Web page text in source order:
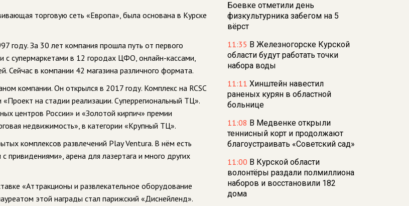
торговую сеть «Европа», была основана в Курске
году. За 30 лет компания прошла путь от первого
с супермаркетами в 12 городах ЦФО, онлайн-кассами,
Сейчас в компании 42 магазина различного формата.
компании. Он открылся в 2017 году. Комплекс на RCSC
на стадии реализации. Суперрегиональный ТЦ».
центров России» и «Золотой кирпич» премии
недвижимость», в категории «Крупный ТЦ».
комплексов развлечений Play Ventura. В нём есть
привидениями», арена для лазертага и много других
«Аттракционы и развлекательное оборудование
этой награды стал парижский «Диснейленд».
Боевке отметили день
физкультурника забегом на 5
вёрст
11:35 В Железногорске Курской
области будут работать точки
набора воды
11:11 Хинштейн навестил
раненых курян в областной
больнице
11:08 В Медвенке открыли
теннисный корт и продолжают
благоустраивать «Советский сад»
11:00 В Курской области
волонтёры раздали полмиллиона
наборов и восстановили 182
дома